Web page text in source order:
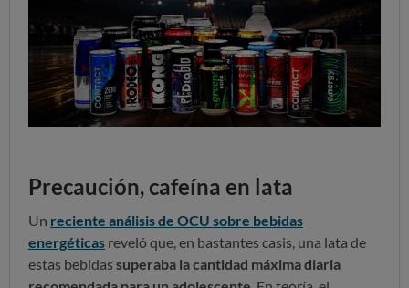
Precaución, cafeína en lata
Un reciente análisis de OCU sobre bebidas
energéticas reveló que, en bastantes casis, una lata de
estas bebidas superaba la cantidad máxima diaria